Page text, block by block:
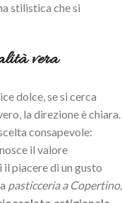
stilistica che si
vera
dolce, se si cerca
la direzione è chiara.
consapevole:
il valore
il piacere di un gusto
pasticceria a Copertino,